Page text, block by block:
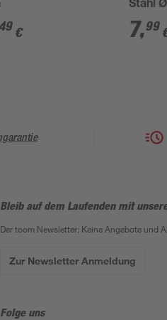
€
Stahl
7,99
Bleib auf dem Laufenden mit
Der toom Newsletter: Keine Angebote und
Zur Newsletter Anmeldung
Folge uns